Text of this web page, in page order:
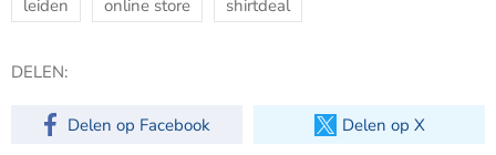
leiden online store shirtdeal
DELEN:
Delen op Facebook Delen op X